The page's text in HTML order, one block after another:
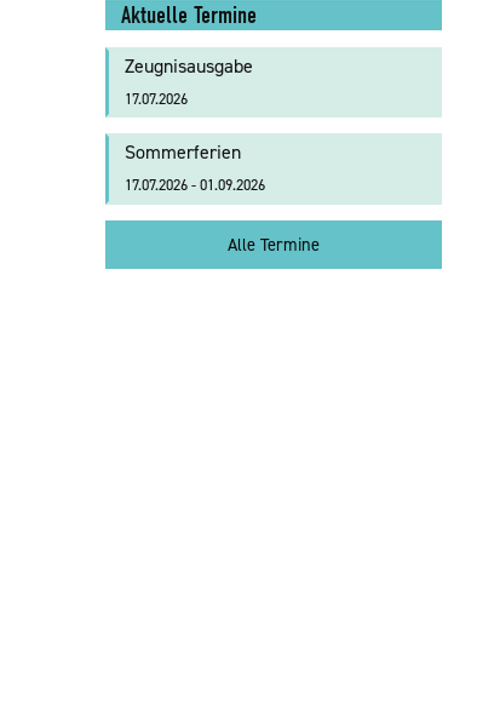
Aktuelle Termine
Zeugnisausgabe
17.07.2026
Sommerferien
17.07.2026 - 01.09.2026
Alle Termine